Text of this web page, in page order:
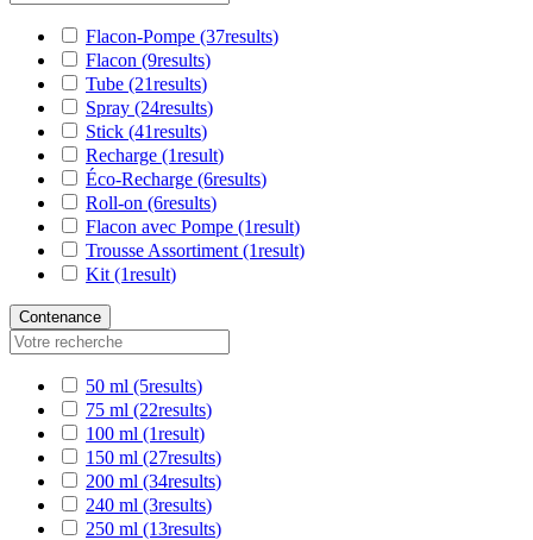
Flacon-Pompe (37results)
Flacon (9results)
Tube (21results)
Spray (24results)
Stick (41results)
Recharge (1result)
Éco-Recharge (6results)
Roll-on (6results)
Flacon avec Pompe (1result)
Trousse Assortiment (1result)
Kit (1result)
Contenance
50 ml (5results)
75 ml (22results)
100 ml (1result)
150 ml (27results)
200 ml (34results)
240 ml (3results)
250 ml (13results)